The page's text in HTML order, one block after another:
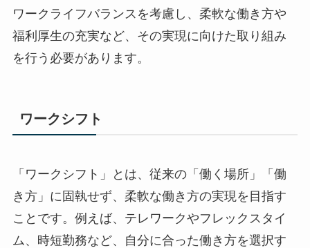
ワークライフバランスを考慮し、柔軟な働き方や
福利厚生の充実など、その実現に向けた取り組み
を行う必要があります。
ワークシフト
「ワークシフト」とは、従来の「働く場所」「働
き方」に固執せず、柔軟な働き方の実現を目指す
ことです。例えば、テレワークやフレックスタイ
ム、時短勤務など、自分に合った働き方を選択す